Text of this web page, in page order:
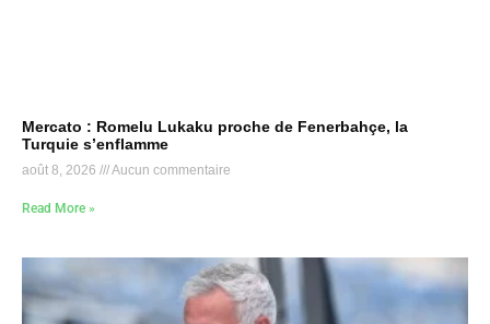
Mercato : Romelu Lukaku proche de Fenerbahçe, la
Turquie s’enflamme
août 8, 2026 Aucun commentaire
Read More »